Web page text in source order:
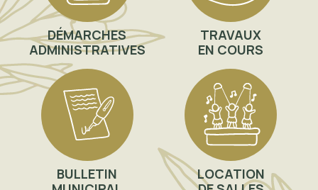
DÉMARCHES
ADMINISTRATIVES
TRAVAUX
EN COURS
BULLETIN
LOCATION